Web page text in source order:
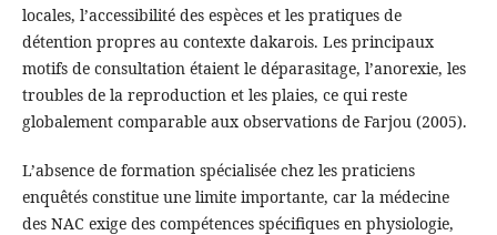
locales, l’accessibilité des espèces et les pratiques de
détention propres au contexte dakarois. Les principaux
motifs de consultation étaient le déparasitage, l’anorexie, les
troubles de la reproduction et les plaies, ce qui reste
globalement comparable aux observations de Farjou (2005).
L’absence de formation spécialisée chez les praticiens
enquêtés constitue une limite importante, car la médecine
des NAC exige des compétences spécifiques en physiologie,